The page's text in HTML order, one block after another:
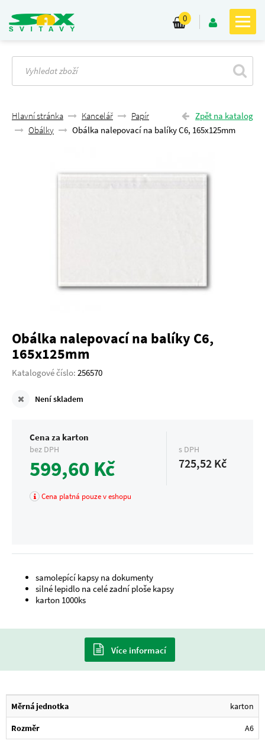
0
Zpět na katalog
Hlavní stránka Kancelář
Papír
Obálky
Obálka nalepovací na balíky C6, 165x125mm
Obálka nalepovací na balíky C6,
165x125mm
Katalogové číslo: 256570
Není skladem
Cena za karton
bez DPH
599,60 Kč
s DPH
725,52 Kč
Cena platná pouze v eshopu
samolepící kapsy na dokumenty
silné lepidlo na celé zadní ploše kapsy
karton 1000ks
Více informací
Měrná jednotka karton
Rozměr A6